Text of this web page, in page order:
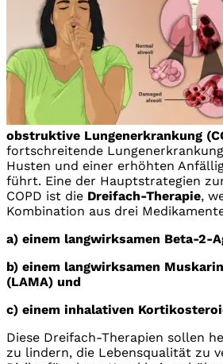
obstruktive Lungenerkrankung
fortschreitende
Husten und einer erhöhten
führt. Eine der Hauptstrategien
COPD ist die Dreifach-Therapie,
Kombination aus drei
a) einem langwirksamen Beta-2-
b) einem langwirksamen
(LAMA) und
c) einem inhalativen
Diese Dreifach-Therapien sollen
zu lindern, die Lebensqualität zu